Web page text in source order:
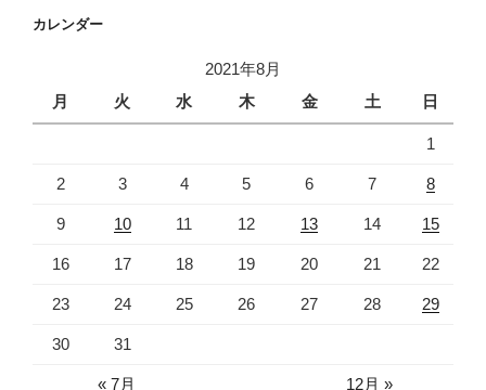
カレンダー
2021年8月
月
火 水 木 金 土 日
1
2 3 4 5 6 7 8
9 10 11 12 13 14 15
16 17 18 19 20 21 22
23 24 25 26 27 28 29
30 31
« 7月 12月 »